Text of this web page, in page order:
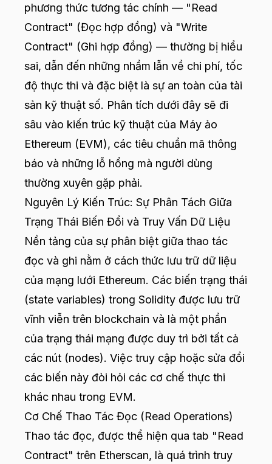
phương thức tương tác chính — "Read
Contract" (Đọc hợp đồng) và "Write
Contract" (Ghi hợp đồng) — thường bị hiểu
sai, dẫn đến những nhầm lẫn về chi phí, tốc
độ thực thi và đặc biệt là sự an toàn của tài
sản kỹ thuật số. Phân tích dưới đây sẽ đi
sâu vào kiến trúc kỹ thuật của Máy ảo
Ethereum (EVM), các tiêu chuẩn mã thông
báo và những lỗ hổng mà người dùng
thường xuyên gặp phải.
Nguyên Lý Kiến Trúc: Sự Phân Tách Giữa
Trạng Thái Biến Đổi và Truy Vấn Dữ Liệu
Nền tảng của sự phân biệt giữa thao tác
đọc và ghi nằm ở cách thức lưu trữ dữ liệu
của mạng lưới Ethereum. Các biến trạng thái
(state variables) trong Solidity được lưu trữ
vĩnh viễn trên blockchain và là một phần
của trạng thái mạng được duy trì bởi tất cả
các nút (nodes). Việc truy cập hoặc sửa đổi
các biến này đòi hỏi các cơ chế thực thi
khác nhau trong EVM.
Cơ Chế Thao Tác Đọc (Read Operations)
Thao tác đọc, được thể hiện qua tab "Read
Contract" trên Etherscan, là quá trình truy